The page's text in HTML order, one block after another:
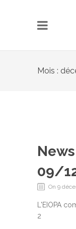
Mois :
09/
On 9
L'EIOPA
2